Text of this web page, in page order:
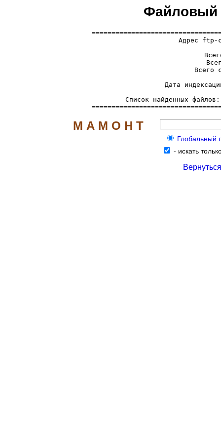
Файловый
Адрес
Всего
Дата
Список найденных
М А М О Н Т
Глобальный
- искать